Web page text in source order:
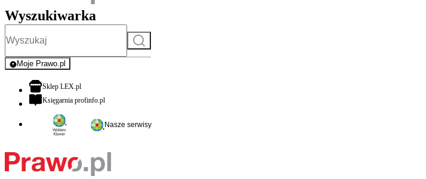
Wyszukiwarka
Szukaj
Moje Prawo.pl
- rejestracja i logowanie do serwisu
Sklep LEX.plotwiera się w nowej karcie
Księgarnia profinfo.plotwiera się w nowej karcie
Nasze serwisy